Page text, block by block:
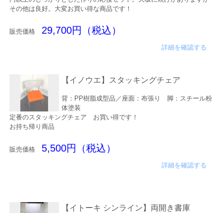
その他は良好。大変お買い得な商品です！
販売価格 29,700円（税込）
詳細を確認する
【イノウエ】スタッキングチェア
背：PP樹脂成型品／座面：布張り 脚：スチール粉
体塗装
定番のスタッキングチェア お買い得です！
お持ち帰り商品
販売価格 5,500円（税込）
詳細を確認する
【イトーキ シンライン】両開き書庫